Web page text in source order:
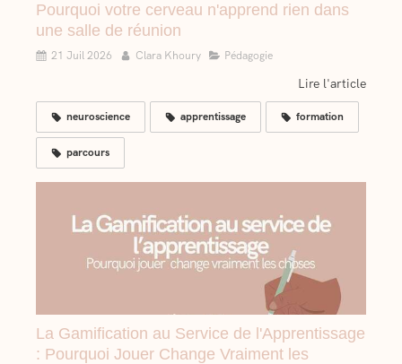
Pourquoi votre cerveau n'apprend rien dans
une salle de réunion
21 Juil 2026 Clara Khoury Pédagogie
Lire l'article
neuroscience apprentissage formation
parcours
La Gamification au Service de l'Apprentissage
: Pourquoi Jouer Change Vraiment les